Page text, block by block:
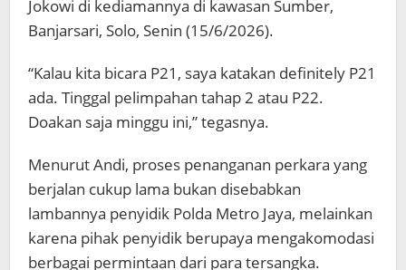
Jokowi di kediamannya di kawasan Sumber,
Banjarsari, Solo, Senin (15/6/2026).
“Kalau kita bicara P21, saya katakan definitely P21
ada. Tinggal pelimpahan tahap 2 atau P22.
Doakan saja minggu ini,” tegasnya.
Menurut Andi, proses penanganan perkara yang
berjalan cukup lama bukan disebabkan
lambannya penyidik Polda Metro Jaya, melainkan
karena pihak penyidik berupaya mengakomodasi
berbagai permintaan dari para tersangka.